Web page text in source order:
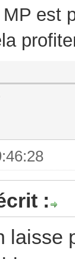
est
:
laisse